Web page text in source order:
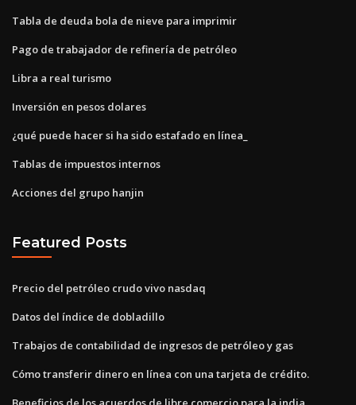
Tabla de deuda bola de nieve para imprimir
Pago de trabajador de refinería de petróleo
Libra a real turismo
Inversión en pesos dolares
¿qué puede hacer si ha sido estafado en línea_
Tablas de impuestos internos
Acciones del grupo hanjin
Featured Posts
Precio del petróleo crudo vivo nasdaq
Datos del índice de dobladillo
Trabajos de contabilidad de ingresos de petróleo y gas
Cómo transferir dinero en línea con una tarjeta de crédito.